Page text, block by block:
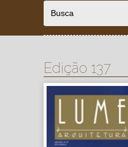
Edição 137